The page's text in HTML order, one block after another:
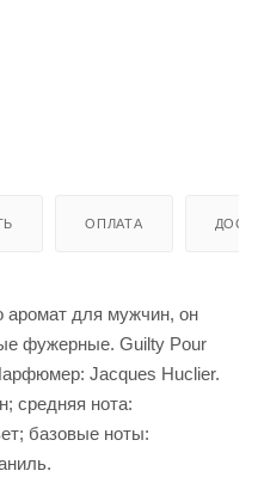
ОПЛАТА
для мужчин, он
фужерные. Guilty Pour
Jacques Huclier.
средняя нота:
базовые ноты: